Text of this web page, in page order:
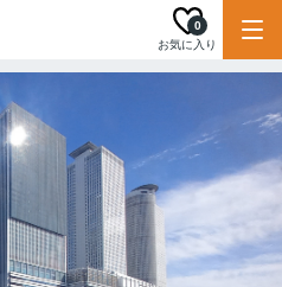
お気に入り
0